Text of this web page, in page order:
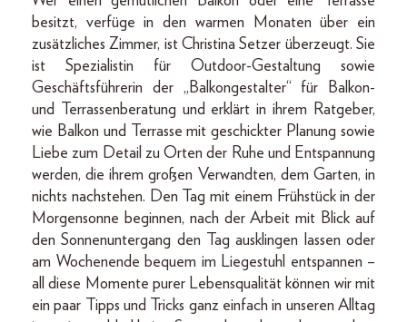
besitzt, verfüge in den warmen Monaten über ein
zusätzliches Zimmer, ist Christina Setzer überzeugt. Sie
ist Spezialistin für Outdoor-Gestaltung sowie
Geschäftsführerin der „Balkongestalter“ für Balkon-
und Terrassenberatung und erklärt in ihrem Ratgeber,
wie Balkon und Terrasse mit geschickter Planung sowie
Liebe zum Detail zu Orten der Ruhe und Entspannung
werden, die ihrem großen Verwandten, dem Garten, in
nichts nachstehen. Den Tag mit einem Frühstück in der
Morgensonne beginnen, nach der Arbeit mit Blick auf
den Sonnenuntergang den Tag ausklingen lassen oder
am Wochenende bequem im Liegestuhl entspannen –
all diese Momente purer Lebensqualität können wir mit
ein paar Tipps und Tricks ganz einfach in unseren Alltag